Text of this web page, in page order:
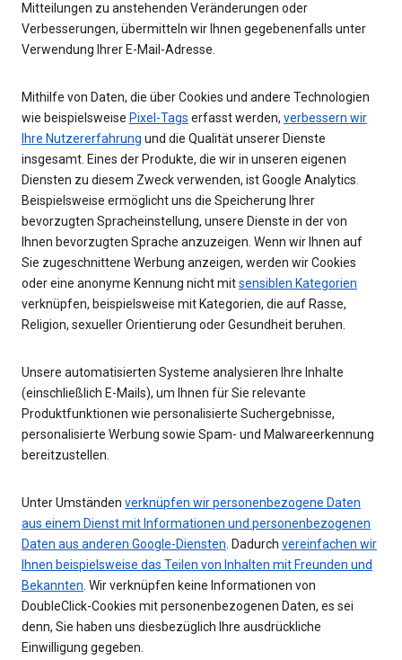
Mitteilungen zu anstehenden Veränderungen oder
Verbesserungen, übermitteln wir Ihnen gegebenenfalls unter
Verwendung Ihrer E-Mail-Adresse.
Mithilfe von Daten, die über Cookies und andere Technologien
wie beispielsweise Pixel-Tags erfasst werden, verbessern wir
Ihre Nutzererfahrung und die Qualität unserer Dienste
insgesamt. Eines der Produkte, die wir in unseren eigenen
Diensten zu diesem Zweck verwenden, ist Google Analytics.
Beispielsweise ermöglicht uns die Speicherung Ihrer
bevorzugten Spracheinstellung, unsere Dienste in der von
Ihnen bevorzugten Sprache anzuzeigen. Wenn wir Ihnen auf
Sie zugeschnittene Werbung anzeigen, werden wir Cookies
oder eine anonyme Kennung nicht mitsensiblen Kategorien
verknüpfen, beispielsweise mit Kategorien, die auf Rasse,
Religion, sexueller Orientierung oder Gesundheit beruhen.
Unsere automatisierten Systeme analysieren Ihre Inhalte
(einschließlich E-Mails), um Ihnen für Sie relevante
Produktfunktionen wie personalisierte Suchergebnisse,
personalisierte Werbung sowie Spam- und Malwareerkennung
bereitzustellen.
Unter Umständen verknüpfen wir personenbezogene Daten
aus einem Dienst mit Informationen und personenbezogenen
Daten aus anderen Google-Diensten. Dadurch vereinfachen wir
Ihnen beispielsweise das Teilen von Inhalten mit Freunden und
Bekannten. Wir verknüpfen keine Informationen von
DoubleClick-Cookies mit personenbezogenen Daten, es sei
denn, Sie haben uns diesbezüglich Ihre ausdrückliche
Einwilligung gegeben.